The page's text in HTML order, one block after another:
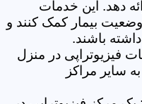
دهد. این خدمات
وضعیت بیمار کمک کنند و
باشند.
در منزل
سایر مراکز